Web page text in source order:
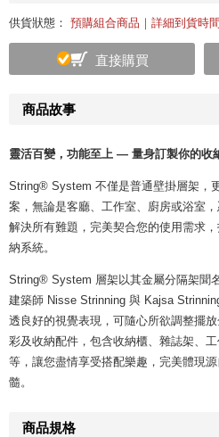
商品故事
靈活百變，功能至上 — 量身訂製你的收
String® System 不僅是普通壁掛層架，
案，無論是客廳、工作室、廚房或浴室
解決所有難題，完美契合您的使用需求
納系統。
String® System 層架以其金屬分隔架聞
建築師 Nisse Strinning 與 Kajsa
透良好的視覺表現，可隨心所欲調整擺
彩及收納配件，包含收納櫃、雜誌架、
等，讓您盡情享受搭配樂趣，完美體現
髓。
商品規格
供貨狀態： 預購組合商品｜詳細到貨時
直接購買